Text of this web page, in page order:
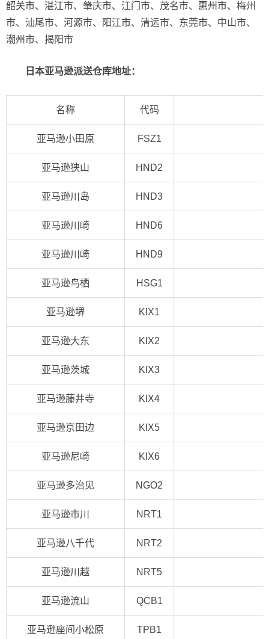
韶关市、湛江市、肇庆市、江门市、茂名市、惠州市、梅州
市、汕尾市、河源市、阳江市、清远市、东莞市、中山市、
潮州市、揭阳市
日本亚马逊派送仓库地址：
名称 代码
亚马逊小田原 FSZ1
亚马逊狭山 HND2
亚马逊川岛 HND3
亚马逊川崎 HND6
亚马逊川崎 HND9
亚马逊鸟栖 HSG1
亚马逊堺 KIX1
亚马逊大东 KIX2
亚马逊茨城 KIX3
亚马逊藤井寺 KIX4
亚马逊京田边 KIX5
亚马逊尼崎 KIX6
亚马逊多治见 NGO2
亚马逊市川 NRT1
亚马逊八千代 NRT2
亚马逊川越 NRT5
亚马逊流山 QCB1
亚马逊座间小松原 TPB1